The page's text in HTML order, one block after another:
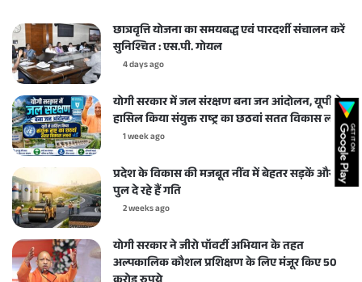
छात्रवृत्ति योजना का समयबद्ध एवं पारदर्शी संचालन करें
सुनिश्चित : एस.पी. गोयल
4 days ago
योगी सरकार में जल संरक्षण बना जन आंदोलन, यूपी ने
हासिल किया संयुक्त राष्ट्र का छठवां सतत विकास लक्ष्य
1 week ago
प्रदेश के विकास की मजबूत नींव में बेहतर सड़कें और
पुल दे रहे हैं गति
2 weeks ago
योगी सरकार ने जीरो पॉवर्टी अभियान के तहत
अल्पकालिक कौशल प्रशिक्षण के लिए मंजूर किए 50